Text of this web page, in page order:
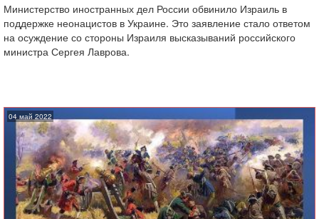
Министерство иностранных дел России обвинило Израиль в
поддержке ‎неонацистов в Украине. Это заявление стало ответом
на осуждение со стороны Израиля ‎высказываний российского
министра Сергея Лаврова.
04 май 2022